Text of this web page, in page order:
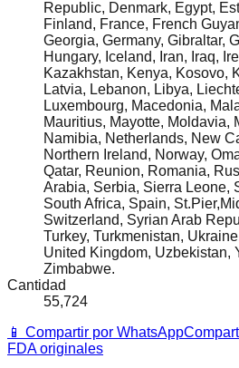
Republic, Denmark, Egypt,
Finland, France, French
Georgia, Germany, Gibraltar,
Hungary, Iceland, Iran, Iraq,
Kazakhstan, Kenya, Kosovo,
Latvia, Lebanon, Libya,
Luxembourg, Macedonia,
Mauritius, Mayotte, Moldavia,
Namibia, Netherlands, New
Northern Ireland, Norway,
Qatar, Reunion, Romania,
Arabia, Serbia, Sierra Leone,
South Africa, Spain,
Switzerland, Syrian Arab
Turkey, Turkmenistan,
United Kingdom, Uzbekistan,
Zimbabwe.
Cantidad
55,724
📱 Compartir por WhatsApp
FDA originales